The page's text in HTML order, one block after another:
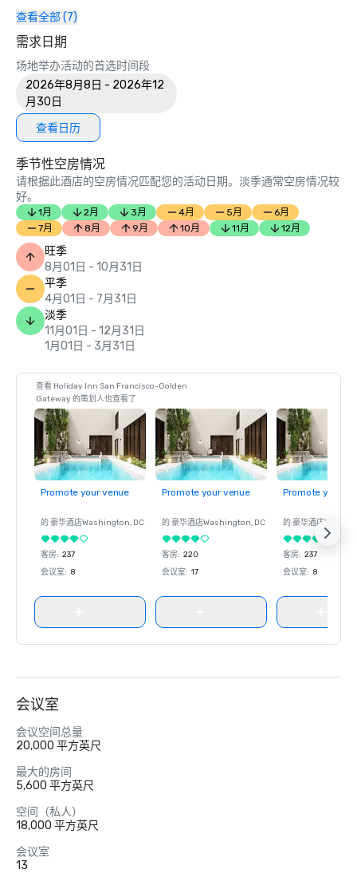
查看全部 (7)
需求日期
场地举办活动的首选时间段
2026年8月8日 - 2026年12
月30日
查看日历
季节性空房情况
请根据此酒店的空房情况匹配您的活动日期。淡季通常空房情况较
好。
1月 2月 3月 4月 5月
6月
7月
8月 9月 10月 11月 12月
旺季
8月01日 - 10月31日
平季
4月01日 - 7月31日
淡季
11月01日 - 12月31日
1月01日 - 3月31日
查看 Holiday Inn San Francisco-Golden
Gateway 的策划人也查看了
Promote your venue
的 豪华酒店Washington, DC
客房: 237
会议室: 8
Promote your venue
的 豪华酒店Washington, DC
客房: 220
会议室: 17
Promote your
的 豪华酒店
客房: 237
会议室: 8
会议室
会议空间总量
20,000 平方英尺
最大的房间
5,600 平方英尺
空间（私人）
18,000 平方英尺
会议室
13